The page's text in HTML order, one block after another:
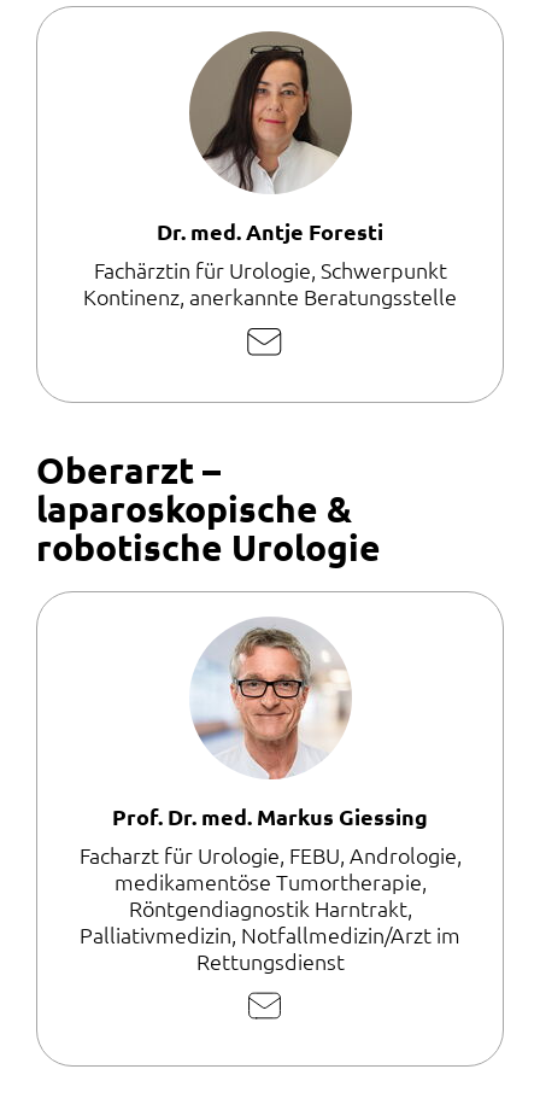
Dr. med. Antje Foresti
Fachärztin für Urologie, Schwerpunkt
Kontinenz, anerkannte Beratungsstelle
E-
schreiben
Oberarzt –
laparoskopische &
robotische Urologie
Prof. Dr. med. Markus Giessing
Facharzt für Urologie, FEBU, Andrologie,
medikamentöse Tumortherapie,
Röntgendiagnostik Harntrakt,
Palliativmedizin, Notfallmedizin/Arzt im
Rettungsdienst
E-
schreiben